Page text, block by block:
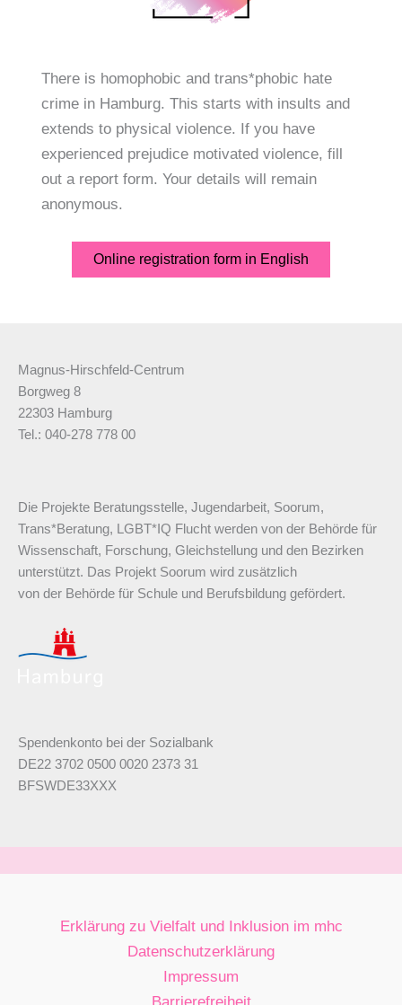
There is homophobic and trans*phobic hate
crime in Hamburg. This starts with insults and
extends to physical violence. If you have
experienced prejudice motivated violence, fill
out a report form. Your details will remain
anonymous.
Online registration form in English
Magnus-Hirschfeld-Centrum
Borgweg 8
22303 Hamburg
Tel.: 040-278 778 00
Die Projekte Beratungsstelle, Jugendarbeit, Soorum,
Trans*Beratung, LGBT*IQ Flucht werden von der Behörde für
Wissenschaft, Forschung, Gleichstellung und den Bezirken
unterstützt. Das Projekt Soorum wird zusätzlich
von der Behörde für Schule und Berufsbildung gefördert.
Spendenkonto bei der Sozialbank
DE22 3702 0500 0020 2373 31
BFSWDE33XXX
Erklärung zu Vielfalt und Inklusion im mhc
Datenschutzerklärung
Impressum